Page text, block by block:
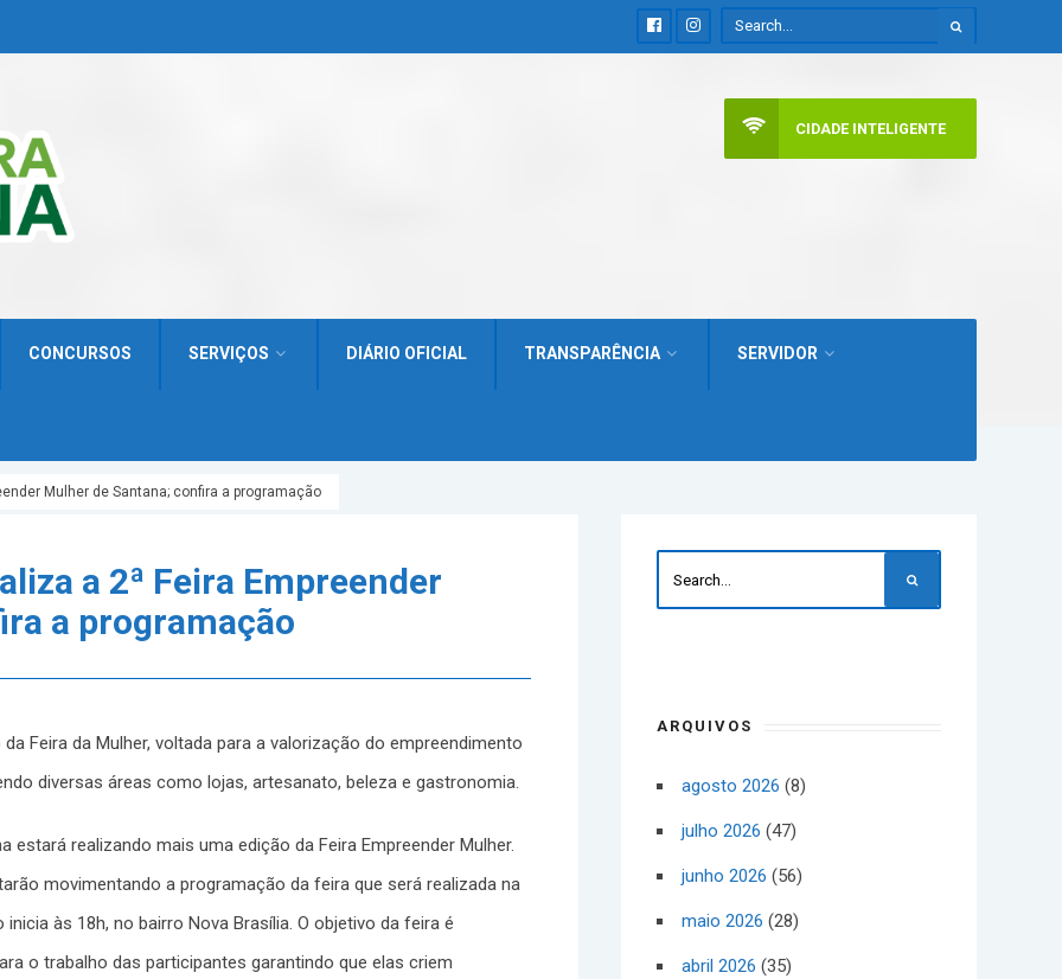
CONCURSOS SERVIÇOS DIÁRIO OFICIAL TRANSPARÊNCIA SERVIDOR
CIDADE INTELIGENTE
Mulher de Santana; confira a programação
a 2ª Feira Empreender
a programação
Feira da Mulher, voltada para a valorização do empreendimento
diversas áreas como lojas, artesanato, beleza e gastronomia.
estará realizando mais uma edição da Feira Empreender Mulher.
movimentando a programação da feira que será realizada na
às 18h, no bairro Nova Brasília. O objetivo da feira é
o trabalho das participantes garantindo que elas criem
ARQUIVOS
agosto 2026 (8)
julho 2026 (47)
junho 2026 (56)
maio 2026 (28)
abril 2026 (35)